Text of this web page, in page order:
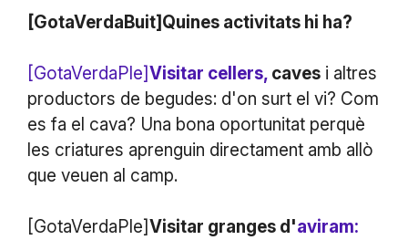
[GotaVerdaBuit]Quines activitats hi ha?
[GotaVerdaPle]Visitar cellers, caves i altres
productors de begudes: d'on surt el vi? Com
es fa el cava? Una bona oportunitat perquè
les criatures aprenguin directament amb allò
que veuen al camp.
[GotaVerdaPle]Visitar granges d'aviram: